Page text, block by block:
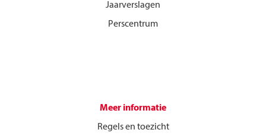
Jaarverslagen
Perscentrum
Meer informatie
Regels en toezicht